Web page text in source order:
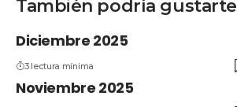
También podría gustarte
Diciembre 2025
3 lectura mínima
Noviembre 2025